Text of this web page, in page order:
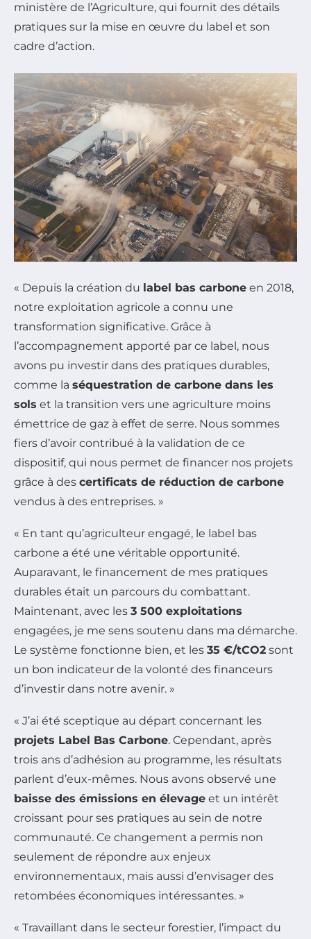
ministère de l’Agriculture, qui fournit des détails
pratiques sur la mise en œuvre du label et son
cadre d’action.
« Depuis la création du label bas carbone en 2018,
notre exploitation agricole a connu une
transformation significative. Grâce à
l’accompagnement apporté par ce label, nous
avons pu investir dans des pratiques durables,
comme la séquestration de carbone dans les
sols et la transition vers une agriculture moins
émettrice de gaz à effet de serre. Nous sommes
fiers d’avoir contribué à la validation de ce
dispositif, qui nous permet de financer nos projets
grâce à des certificats de réduction de carbone
vendus à des entreprises. »
« En tant qu’agriculteur engagé, le label bas
carbone a été une véritable opportunité.
Auparavant, le financement de mes pratiques
durables était un parcours du combattant.
Maintenant, avec les 3 500 exploitations
engagées, je me sens soutenu dans ma démarche.
Le système fonctionne bien, et les 35 €/tCO2 sont
un bon indicateur de la volonté des financeurs
d’investir dans notre avenir. »
« J’ai été sceptique au départ concernant les
projets Label Bas Carbone. Cependant, après
trois ans d’adhésion au programme, les résultats
parlent d’eux-mêmes. Nous avons observé une
baisse des émissions en élevage et un intérêt
croissant pour ses pratiques au sein de notre
communauté. Ce changement a permis non
seulement de répondre aux enjeux
environnementaux, mais aussi d’envisager des
retombées économiques intéressantes. »
« Travaillant dans le secteur forestier, l’impact du